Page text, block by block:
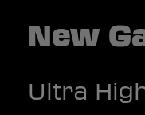
New
Ultra